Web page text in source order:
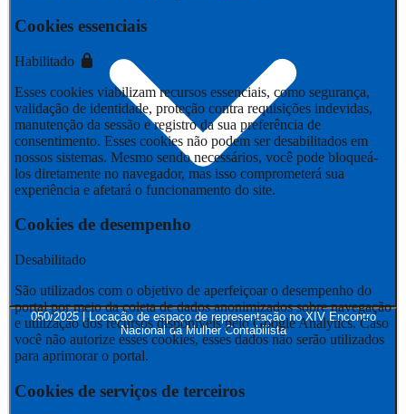
050/2025 | Locação de espaço de representação no XIV Encontro
Nacional da Mulher Contabilista
Cookies essenciais
Habilitado
Esses cookies viabilizam recursos essenciais, como segurança,
validação de identidade, proteção contra requisições indevidas,
manutenção da sessão e registro da sua preferência de
consentimento. Esses cookies não podem ser desabilitados em
nossos sistemas. Mesmo sendo necessários, você pode bloqueá-
los diretamente no navegador, mas isso comprometerá sua
experiência e afetará o funcionamento do site.
Cookies de desempenho
Desabilitado
São utilizados com o objetivo de aperfeiçoar o desempenho do
portal por meio da coleta de dados anonimizados sobre navegação
e utilização dos recursos disponíveis pelo Google Analytics. Caso
você não autorize esses cookies, esses dados não serão utilizados
para aprimorar o portal.
Cookies de serviços de terceiros